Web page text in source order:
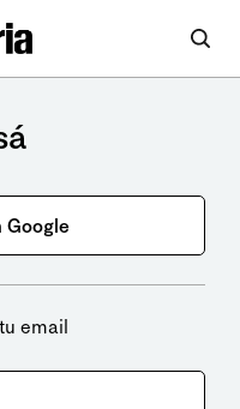
Google
email